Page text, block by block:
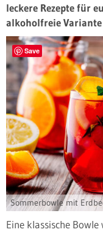
leckere Rezepte für
alkoholfreie
Save
Sommerbowle mit
Eine klassische